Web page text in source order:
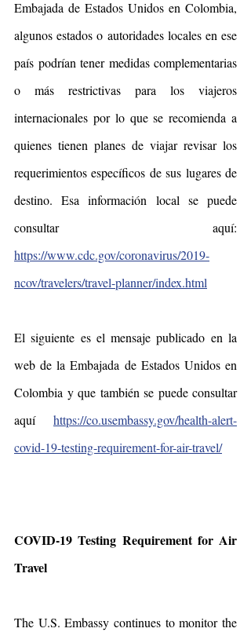
Embajada de Estados Unidos en Colombia,
algunos estados o autoridades locales en ese
país podrían tener medidas complementarias
o más restrictivas para los viajeros
internacionales por lo que se recomienda a
quienes tienen planes de viajar revisar los
requerimientos específicos de sus lugares de
destino. Esa información local se puede
https://www.cdc.gov/coronavirus/2019-
ncov/travelers/travel-planner/index.html
El siguiente es el mensaje publicado en la
web de la Embajada de Estados Unidos en
Colombia y que también se puede consultar
aquí https://co.usembassy.gov/health-alert-
covid-19-testing-requirement-for-air-travel/
COVID-19 Testing Requirement for Air
Travel
The U.S. Embassy continues to monitor the